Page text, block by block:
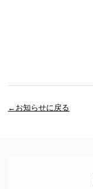
←お知らせに戻る